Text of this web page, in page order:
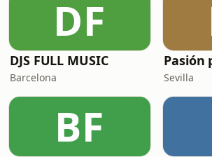
DF
DJS FULL MUSIC
Barcelona
Pasión
Sevilla
BF